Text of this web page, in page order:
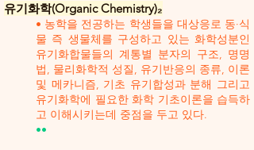
유기화학(Organic Chemistry)₂
• 농학을 전공하는 학생들을 대상응로 동·식
물 즉 생물체를 구성하고 있는 화학성분인
유기화합물들의 계통별 분자의 구조, 명명
법, 물리화학적 성질, 유기반응의 종류, 이론
및 메카니즘, 기초 유기합성과 분해 그리고
유기화학에 필요한 화학 기초이론을 습득하
고 이해시키는데 중점을 두고 있다.
••